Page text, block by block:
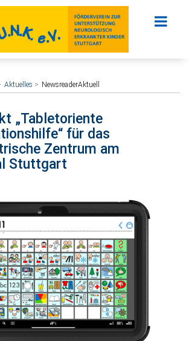
Aktuelles NewsreaderAktuell
„Tabletoriente
für das
Zentrum am
Stuttgart